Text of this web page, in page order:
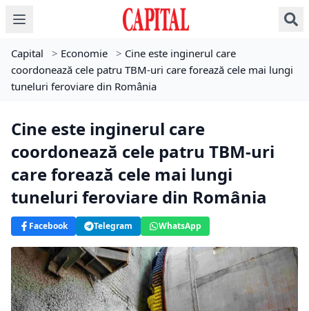
Capital > Economie > Cine este inginerul care
coordonează cele patru TBM-uri care forează cele mai lungi
tuneluri feroviare din România
Cine este inginerul care
coordonează cele patru TBM-uri
care forează cele mai lungi
tuneluri feroviare din România
Facebook Telegram WhatsApp